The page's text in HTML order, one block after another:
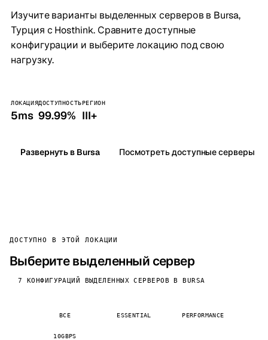
Изучите варианты выделенных серверов в Bursa,
Турция с Hosthink. Сравните доступные
конфигурации и выберите локацию под свою
нагрузку.
ЛОКАЦИЯ
5ms
ДОСТУПНОСТЬ
99.99%
РЕГИОН
III+
Развернуть в Bursa Посмотреть доступные серверы
ДОСТУПНО В ЭТОЙ ЛОКАЦИИ
Выберите выделенный сервер
7 КОНФИГУРАЦИЙ ВЫДЕЛЕННЫХ СЕРВЕРОВ В BURSA
ВСЕ ESSENTIAL PERFORMANCE
10GBPS